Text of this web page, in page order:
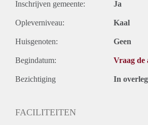
Inschrijven gemeente: Ja
Opleverniveau: Kaal
Huisgenoten: Geen
Begindatum: Vraag de
Bezichtiging In overleg
FACILITEITEN